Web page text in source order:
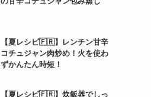
【夏レシピ🇫🇷】レンチン甘辛
コチュジャン肉炒め！火を使わ
ずかんたん時短！
【夏レシピ🇫🇷】炊飯器でしっ